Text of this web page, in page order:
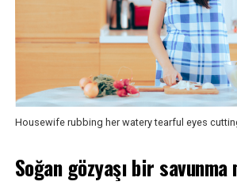
Housewife rubbing her watery tearful eyes
Soğan gözyaşı bir savunma